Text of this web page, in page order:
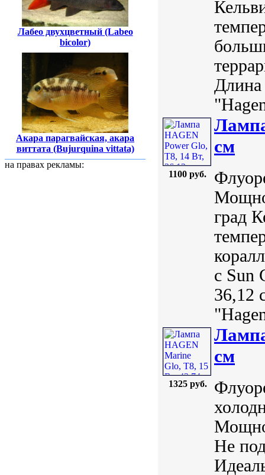
Лабео двухцветный (Labeo
bicolor)
Акара парагвайская, акара
виттата (Bujurquina vittata)
на правах рекламы:
1100 руб.
см
град
с Sun
36,12
1325 руб.
см
Не